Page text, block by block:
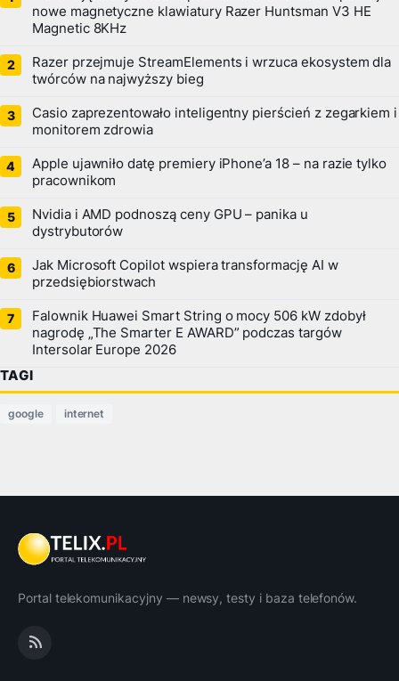
nowe magnetyczne klawiatury Razer Huntsman V3 HE
Magnetic 8KHz
Razer przejmuje StreamElements i wrzuca ekosystem dla
twórców na najwyższy bieg
Casio zaprezentowało inteligentny pierścień z zegarkiem i
monitorem zdrowia
Apple ujawniło datę premiery iPhone’a 18 – na razie tylko
pracownikom
Nvidia i AMD podnoszą ceny GPU – panika u
dystrybutorów
Jak Microsoft Copilot wspiera transformację AI w
przedsiębiorstwach
Falownik Huawei Smart String o mocy 506 kW zdobył
nagrodę „The Smarter E AWARD” podczas targów
Intersolar Europe 2026
TAGI
google internet
Portal telekomunikacyjny — newsy, testy i baza telefonów.